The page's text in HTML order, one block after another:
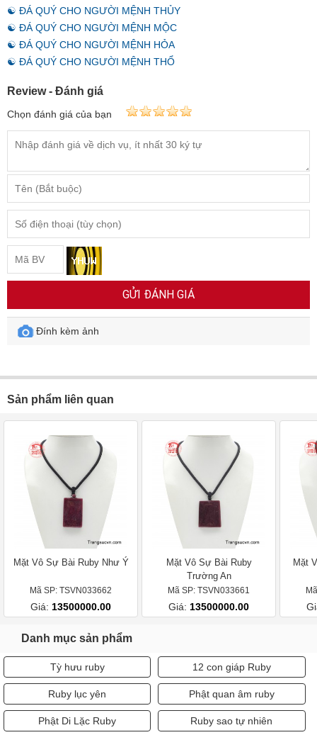
☯ ĐÁ QUÝ CHO NGƯỜI MỆNH THỦY
☯ ĐÁ QUÝ CHO NGƯỜI MỆNH MỘC
☯ ĐÁ QUÝ CHO NGƯỜI MỆNH HỎA
☯ ĐÁ QUÝ CHO NGƯỜI MỆNH THỔ
Review - Đánh giá
Chọn đánh giá của bạn
GỬI ĐÁNH GIÁ
Đính kèm ảnh
Sản phẩm liên quan
Mặt Vô Sự Bài Ruby Như Ý
Mã SP: TSVN033662
Giá: 13500000.00
Mặt Vô Sự Bài Ruby
Trường An
Mã SP: TSVN033661
Giá: 13500000.00
Mặt
Danh mục sản phẩm
Tỳ hưu ruby 12 con giáp Ruby
Ruby lục yên Phật quan âm ruby
Phật Di Lặc Ruby Ruby sao tự nhiên